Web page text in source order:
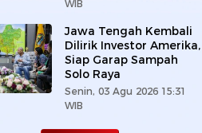
WIB
Jawa Tengah Kembali
Dilirik Investor Amerika,
Siap Garap Sampah
Solo Raya
Senin, 03 Agu 2026 15:31
WIB